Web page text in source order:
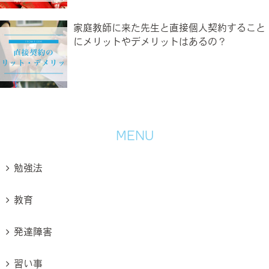
家庭教師に来た先生と直接個人契約すること
にメリットやデメリットはあるの？
MENU
勉強法
教育
発達障害
習い事